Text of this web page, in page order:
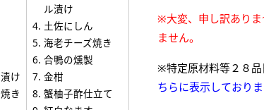
け
き
ル漬け
土佐にしん
海老チーズ焼き
合鴨の燻製
金柑
蟹柚子酢仕立て
※大変、申し訳ありま
ません。
※特定原材料等２８
ちらに表示しておりま